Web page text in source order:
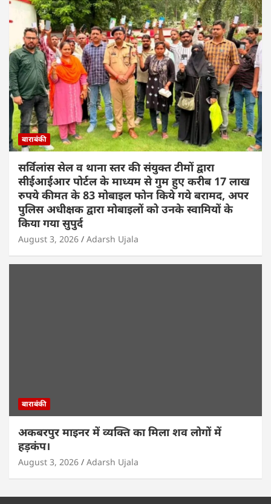
बाराबंकी
सर्विलांस सेल व थाना स्तर की संयुक्त टीमों द्वारा
सीईआईआर पोर्टल के माध्यम से गुम हुए करीब 17 लाख
रुपये कीमत के 83 मोबाइल फोन किये गये बरामद, अपर
पुलिस अधीक्षक द्वारा मोबाइलों को उनके स्वामियों के
किया गया सुपुर्द
August 3, 2026 Adarsh Ujala
बाराबंकी
अकबरपुर माइनर में व्यक्ति का मिला शव लोगों में
हड़कंप।
August 3, 2026 Adarsh Ujala